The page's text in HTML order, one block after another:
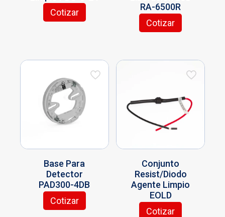
Cotizar
RA-6500R
Cotizar
Base Para
Detector
PAD300-4DB
Cotizar
Conjunto
Resist/Diodo
Agente Limpio
EOLD
Cotizar